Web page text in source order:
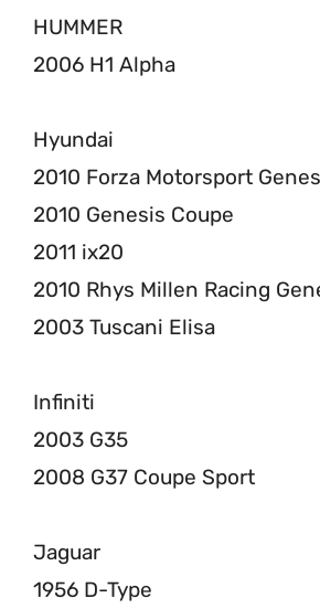
HUMMER
2006 H1 Alpha
Hyundai
2010 Forza Motorsport
2010 Genesis Coupe
2011 ix20
2010 Rhys Millen Racing
2003 Tuscani Elisa
Infiniti
2003 G35
2008 G37 Coupe Sport
Jaguar
1956 D-Type